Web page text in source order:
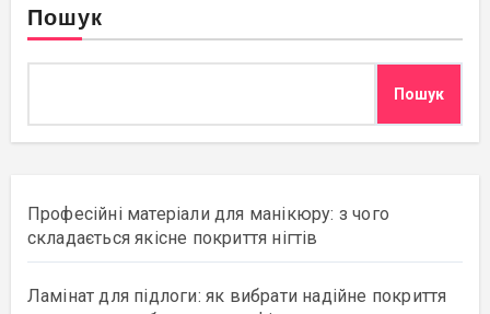
Пошук
Пошук
Професійні матеріали для манікюру: з чого
складається якісне покриття нігтів
Ламінат для підлоги: як вибрати надійне покриття